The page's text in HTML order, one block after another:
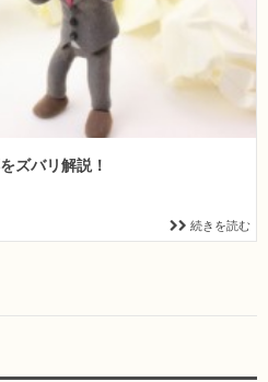
ズバリ解説！
続きを読む